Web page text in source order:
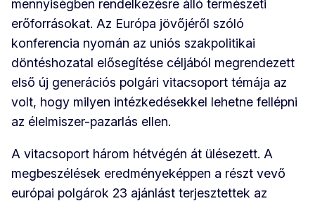
mennyiségben rendelkezésre álló természeti
erőforrásokat. Az Európa jövőjéről szóló
konferencia nyomán az uniós szakpolitikai
döntéshozatal elősegítése céljából megrendezett
első új generációs polgári vitacsoport témája az
volt, hogy milyen intézkedésekkel lehetne fellépni
az élelmiszer-pazarlás ellen.
A vitacsoport három hétvégén át ülésezett. A
megbeszélések eredményeképpen a részt vevő
európai polgárok 23 ajánlást terjesztettek az